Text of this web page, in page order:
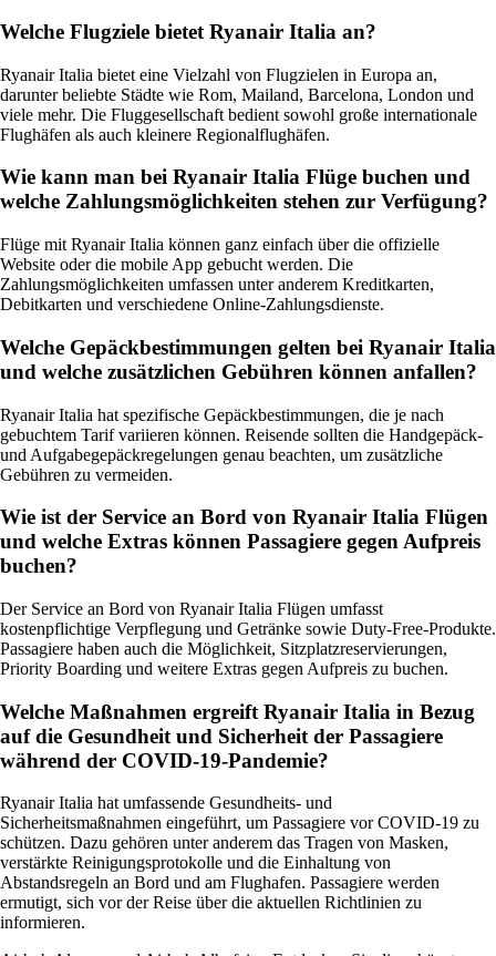
Welche Flugziele bietet Ryanair Italia an?
Ryanair Italia bietet eine Vielzahl von Flugzielen in Europa an,
darunter beliebte Städte wie Rom, Mailand, Barcelona, London und
viele mehr. Die Fluggesellschaft bedient sowohl große internationale
Flughäfen als auch kleinere Regionalflughäfen.
Wie kann man bei Ryanair Italia Flüge buchen und
welche Zahlungsmöglichkeiten stehen zur Verfügung?
Flüge mit Ryanair Italia können ganz einfach über die offizielle
Website oder die mobile App gebucht werden. Die
Zahlungsmöglichkeiten umfassen unter anderem Kreditkarten,
Debitkarten und verschiedene Online-Zahlungsdienste.
Welche Gepäckbestimmungen gelten bei Ryanair Italia
und welche zusätzlichen Gebühren können anfallen?
Ryanair Italia hat spezifische Gepäckbestimmungen, die je nach
gebuchtem Tarif variieren können. Reisende sollten die Handgepäck-
und Aufgabegepäckregelungen genau beachten, um zusätzliche
Gebühren zu vermeiden.
Wie ist der Service an Bord von Ryanair Italia Flügen
und welche Extras können Passagiere gegen Aufpreis
buchen?
Der Service an Bord von Ryanair Italia Flügen umfasst
kostenpflichtige Verpflegung und Getränke sowie Duty-Free-Produkte.
Passagiere haben auch die Möglichkeit, Sitzplatzreservierungen,
Priority Boarding und weitere Extras gegen Aufpreis zu buchen.
Welche Maßnahmen ergreift Ryanair Italia in Bezug
auf die Gesundheit und Sicherheit der Passagiere
während der COVID-19-Pandemie?
Ryanair Italia hat umfassende Gesundheits- und
Sicherheitsmaßnahmen eingeführt, um Passagiere vor COVID-19 zu
schützen. Dazu gehören unter anderem das Tragen von Masken,
verstärkte Reinigungsprotokolle und die Einhaltung von
Abstandsregeln an Bord und am Flughafen. Passagiere werden
ermutigt, sich vor der Reise über die aktuellen Richtlinien zu
informieren.